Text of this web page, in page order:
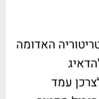
האדומה
עמד